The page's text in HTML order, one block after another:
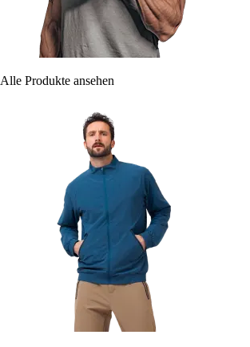
Alle Produkte ansehen